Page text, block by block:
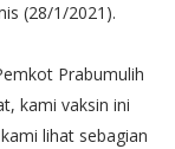
(28/1/2021).
Prabumulih
kami vaksin ini
lihat sebagian